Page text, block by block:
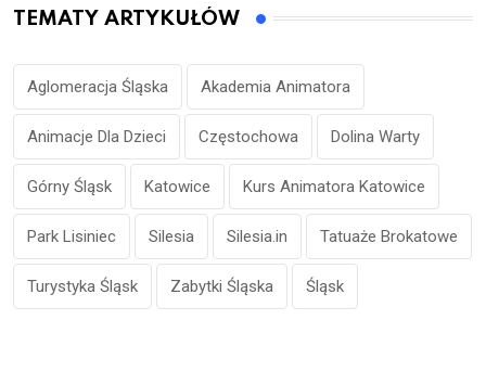
TEMATY ARTYKUŁÓW
Aglomeracja Śląska Akademia Animatora
Animacje Dla Dzieci Częstochowa Dolina Warty
Górny Śląsk Katowice Kurs Animatora Katowice
Park Lisiniec Silesia Silesia.in Tatuaże Brokatowe
Turystyka Śląsk Zabytki Śląska Śląsk